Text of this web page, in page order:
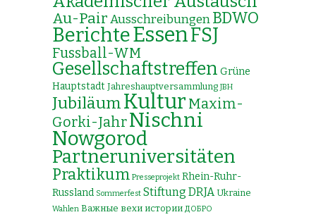
Au-PairAusschreibungenBDWO
BerichteEssenFSJ
Fussball-WM
Gesellschaftstreffen Grüne
Hauptstadt Jahreshauptversammlung JBH
JubiläumKultur Maxim-
Gorki-JahrNischni
Nowgorod
Partneruniversitäten
Praktikum Presseprojekt Rhein-Ruhr-
Russland Sommerfest Stiftung DRJA Ukraine
Wahlen Важные вехи истории ДОБРО